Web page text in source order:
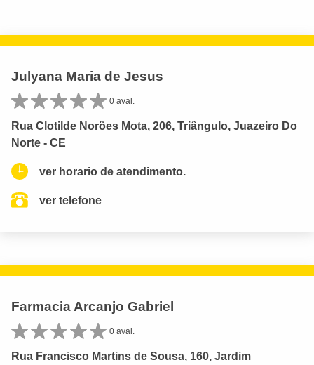
Julyana Maria de Jesus
0 aval.
Rua Clotilde Norões Mota, 206, Triângulo, Juazeiro Do
Norte - CE
ver horario de atendimento.
ver telefone
Farmacia Arcanjo Gabriel
0 aval.
Rua Francisco Martins de Sousa, 160, Jardim